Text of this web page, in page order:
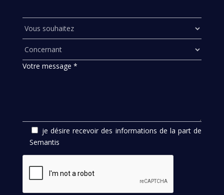
Votre message *
je désire recevoir des informations de la part de
Semantis